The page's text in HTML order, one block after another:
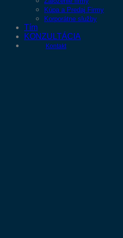
Kúpa a Predaj Firmy
Korporátne služby
Tím
KONZULTÁCIA
Kontakt